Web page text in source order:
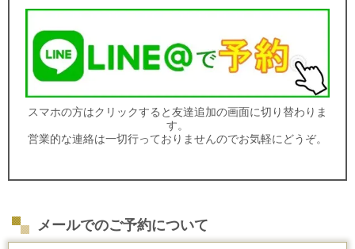
スマホの方はクリックすると友達追加の画面に切り替わりま
す。
営業的な連絡は一切行っておりませんのでお気軽にどうぞ。
メールでのご予約について